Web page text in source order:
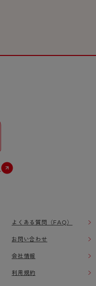
よくある質問（FAQ）
お問い合わせ
会社情報
利用規約